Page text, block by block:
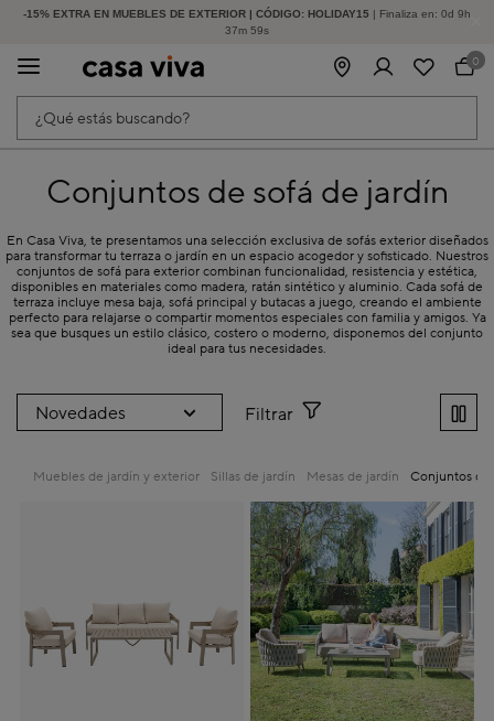
-15% EXTRA EN MUEBLES DE EXTERIOR | CÓDIGO: HOLIDAY15 | Finaliza en: 0d 9h
37m 58s
HASTA -60% DE DESCUENTO | SEGUNDAS REBAJAS
¿Qué estás buscando?
0
Conjuntos de sofá de jardín
En Casa Viva, te presentamos una selección exclusiva de sofás exterior diseñados
para transformar tu terraza o jardín en un espacio acogedor y sofisticado. Nuestros
conjuntos de sofá para exterior combinan funcionalidad, resistencia y estética,
disponibles en materiales como madera, ratán sintético y aluminio. Cada sofá de
terraza incluye mesa baja, sofá principal y butacas a juego, creando el ambiente
perfecto para relajarse o compartir momentos especiales con familia y amigos. Ya
sea que busques un estilo clásico, costero o moderno, disponemos del conjunto
ideal para tus necesidades.
Filtrar
Muebles de jardín y exterior Sillas de jardín Mesas de jardín Conjuntos de